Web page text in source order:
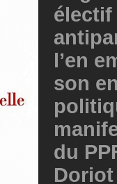
électif
l’en
son
du
Doriot